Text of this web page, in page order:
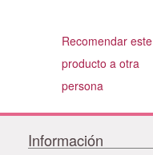
Recomendar este
producto a otra
persona
Información